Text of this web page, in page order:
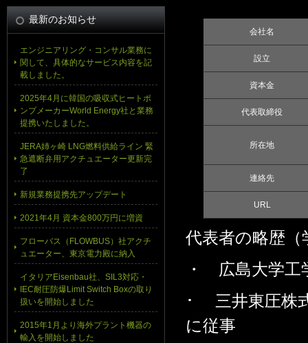
会社名
設立
資本金
代表取締役
所在地
連絡先
URL
代表者の略歴（
・ 広島大学工
･ 三井東圧株
に従事
最新のお知らせ
エンジニアリング・コンサル業務に
関して、具体的なサービス内容を記
載しました。
2025年4月に韓国の吸収式ヒートポ
ンプメーカーWorld Energy社と業務
提携いたしました。
JERA姉ヶ崎 LNG燃料供給ライン 緊
急遮断弁用アクチュエーター更新完
了
新規業務提携先アップデート
2021年4月 資本金800万円に増資
フローバス（FLOWBUS）社アクチ
ュエーター、東京電力殿に納入
イタリアEisenbau社、SIL3対応・
IEC耐圧防爆Limit Switch Boxの取り
扱いを開始しました
2015年1月より海外プラント機器の
輸入を開始しました